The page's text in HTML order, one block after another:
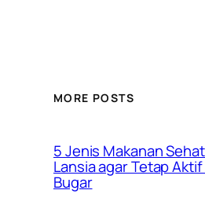
MORE POSTS
5 Jenis Makanan
Lansia agar Tetap
Bugar